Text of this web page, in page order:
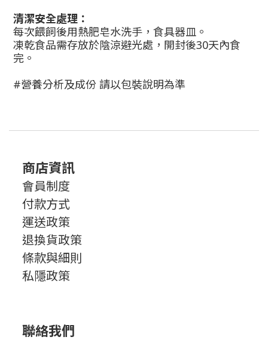
清潔安全處理：
每次餵飼後用熱肥皂水洗手，食具器皿。
凍乾食品需存放於陰涼避光處，開封後30天內食
完。
#營養分析及成份 請以包裝說明為準
商店資訊
會員制度
付款方式
運送政策
退換貨政策
條款與細則
私隱政策
聯絡我們